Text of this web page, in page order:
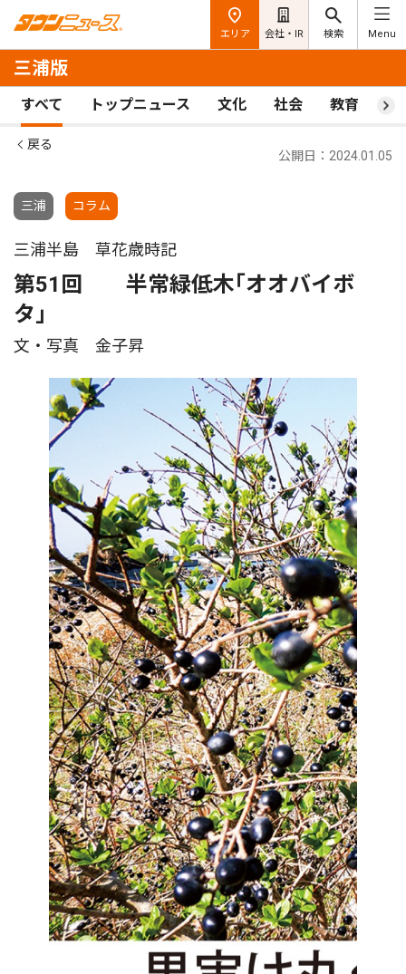
エリア 会社・IR 検索 Menu
三浦版
すべて トップニュース 文化 社会 教育 ス
戻る
三浦 コラム
公開日：2024.01.05
三浦半島 草花歳時記
第51回 半常緑低木｢オオバイボ
タ｣
文・写真 金子昇